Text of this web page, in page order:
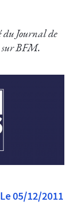
Journal de
sur BFM.
Le 05/12/2011